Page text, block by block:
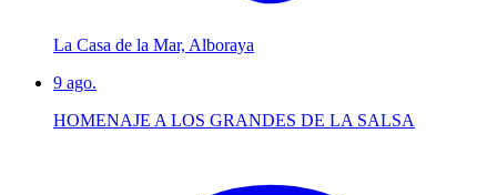
La Casa de la Mar, Alboraya
9 ago.
HOMENAJE A LOS GRANDES DE LA SALSA